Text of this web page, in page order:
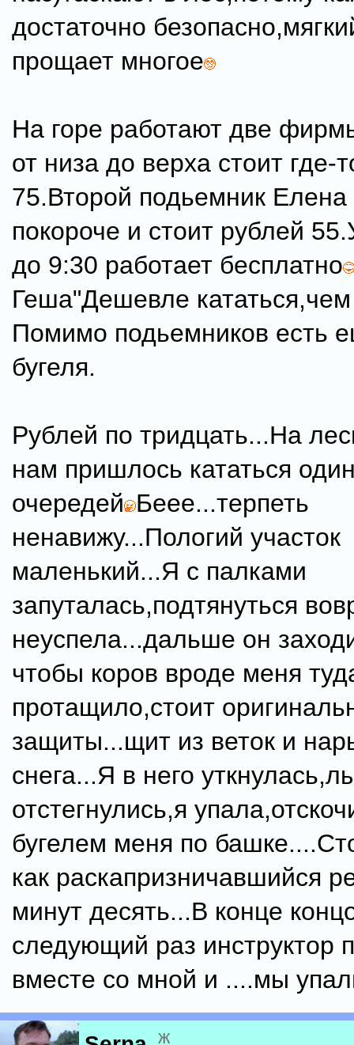
достаточно
прощает многое
На горе работают две
от низа до верха стоит где-
75.Второй подьемник Елена
покороче и стоит рублей
до 9:30 работает бесплатно
Геша"Дешевле кататься,чем
Помимо подьемников есть
бугеля.
Рублей по тридцать...На
нам пришлось кататься
очередей Беее...терпеть
ненавижу...Пологий участок
маленький...Я с палками
запуталась,подтянуться
неуспела...дальше он
чтобы коров вроде меня
протащило,стоит
защиты...щит из веток и
снега...Я в него
отстегнулись,я
бугелем меня по
как раскапризничавшийся
минут десять...В конце
следующий раз инструктор
вместе со мной и ....мы
ж